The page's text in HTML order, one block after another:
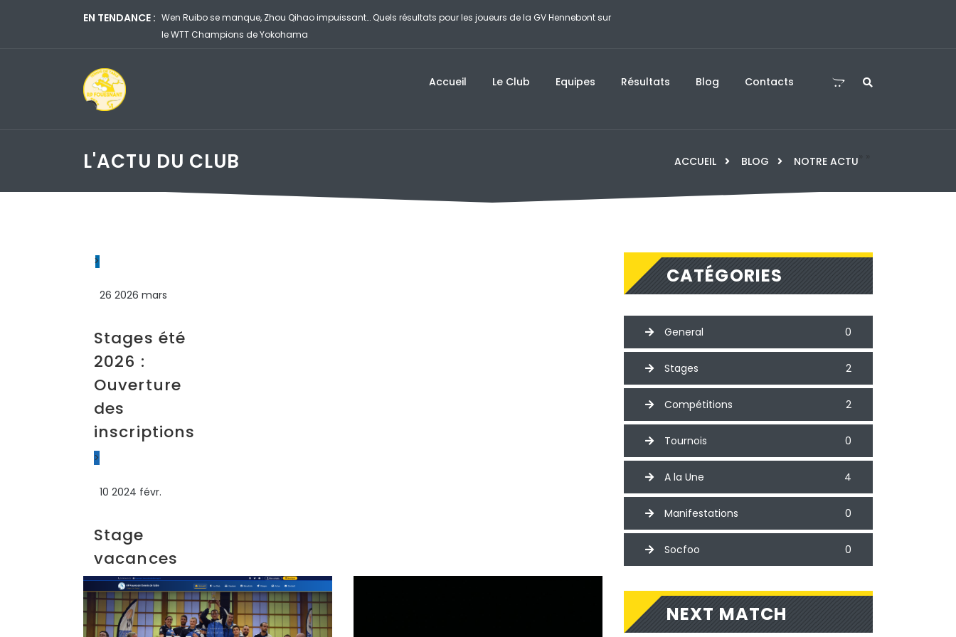
EN TENDANCE :
pour les joueurs de la GV Hennebont sur
Félix Lebrun corrige son compatriote Flavien Coton et file en 8es de finale du WTT Champions de
Yokohama
Accueil Le Club Equipes Résultats Blog Contacts
L'ACTU DU CLUB ACCUEIL BLOG NOTRE ACTU
>
26 2026 mars
Stages été
2026 :
Ouverture
des
inscriptions
>
10 2024 févr.
Stage
vacances
CATÉGORIES
General 0
Stages 2
Compétitions 2
Tournois 0
A la Une 4
Manifestations 0
Socfoo 0
NEXT MATCH